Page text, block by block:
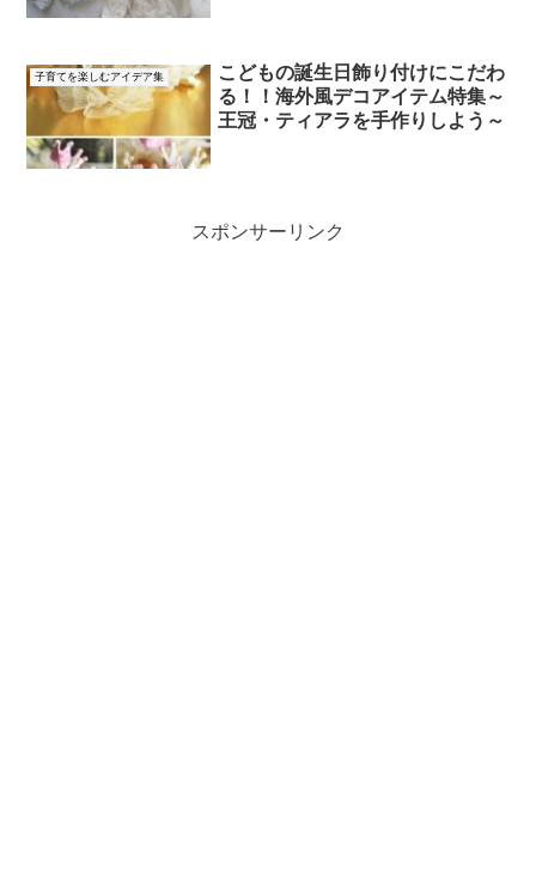
子育てを楽しむアイデア集
こどもの誕生日飾り付けにこだわ
る！！海外風デコアイテム特集～
王冠・ティアラを手作りしよう～
スポンサーリンク